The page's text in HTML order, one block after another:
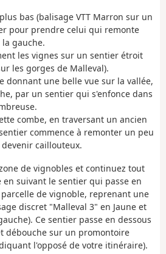
bas (balisage VTT Marron sur un
pour prendre celui qui remonte
gauche.
les vignes sur un sentier étroit
les gorges de Malleval).
donnant une belle vue sur la vallée,
par un sentier qui s'enfonce dans
combe, en traversant un ancien
commence à remonter un peu
caillouteux.
de vignobles et continuez tout
suivant le sentier qui passe en
de vignoble, reprenant une
discret "Malleval 3" en Jaune et
Ce sentier passe en dessous
débouche sur un promontoire
l'opposé de votre itinéraire).